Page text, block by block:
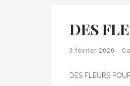
DES
9 février 2020
DES FLEURS